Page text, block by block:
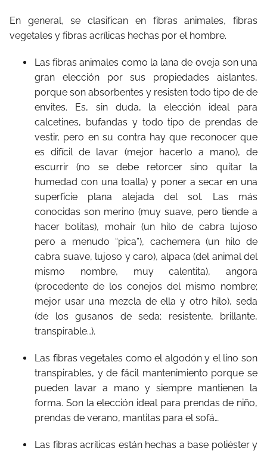
En general, se clasifican en fibras animales, fibras
vegetales y fibras acrílicas hechas por el hombre.
Las fibras animales como la lana de oveja son una
gran elección por sus propiedades aislantes,
porque son absorbentes y resisten todo tipo de de
envites. Es, sin duda, la elección ideal para
calcetines, bufandas y todo tipo de prendas de
vestir, pero en su contra hay que reconocer que
es difícil de lavar (mejor hacerlo a mano), de
escurrir (no se debe retorcer sino quitar la
humedad con una toalla) y poner a secar en una
superficie plana alejada del sol. Las más
conocidas son merino (muy suave, pero tiende a
hacer bolitas), mohair (un hilo de cabra lujoso
pero a menudo “pica”), cachemera (un hilo de
cabra suave, lujoso y caro), alpaca (del animal del
mismo nombre, muy calentita), angora
(procedente de los conejos del mismo nombre;
mejor usar una mezcla de ella y otro hilo), seda
(de los gusanos de seda; resistente, brillante,
transpirable…).
Las fibras vegetales como el algodón y el lino son
transpirables, y de fácil mantenimiento porque se
pueden lavar a mano y siempre mantienen la
forma. Son la elección ideal para prendas de niño,
prendas de verano, mantitas para el sofá…
Las fibras acrílicas están hechas a base poliéster y